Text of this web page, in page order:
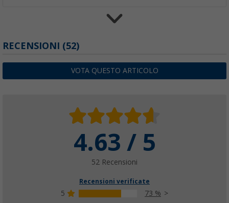
82,99€
RECENSIONI (52)
VOTA QUESTO ARTICOLO
4.63 / 5
52 Recensioni
Recensioni verificate
5
73 %